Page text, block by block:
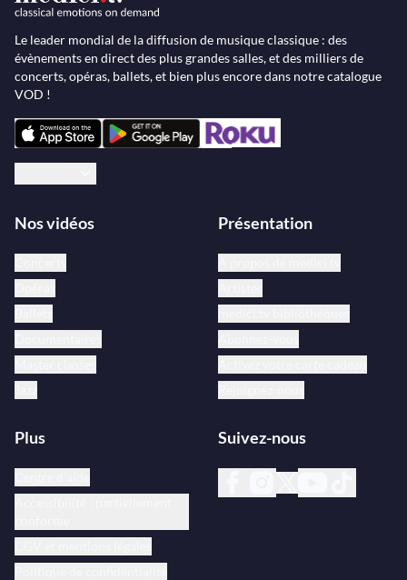
Le leader mondial de la diffusion de musique classique : des
évènements en direct des plus grandes salles, et des milliers de
concerts, opéras, ballets, et bien plus encore dans notre catalogue
VOD !
Nos vidéos Présentation
Plus Suivez-nous